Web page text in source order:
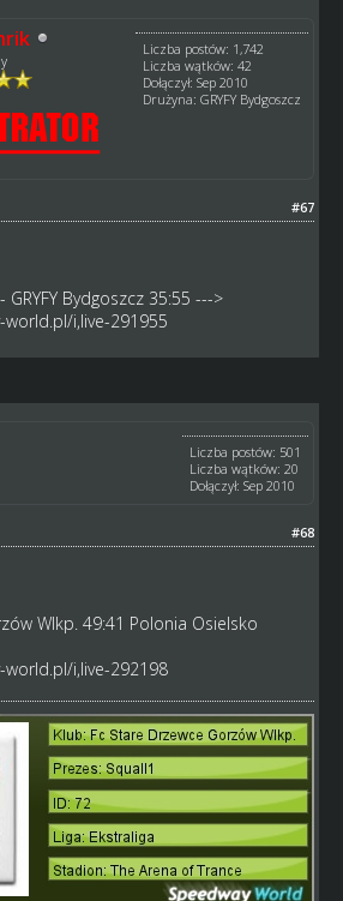
Liczba postów: 1,742
Liczba wątków: 42
Dołączył: Sep 2010
Drużyna: GRYFY Bydgoszcz
#67
Bydgoszcz 35:55 --->
i,live-291955
Liczba postów: 501
Liczba wątków: 20
Dołączył: Sep 2010
#68
Wlkp. 49:41 Polonia Osielsko
i,live-292198